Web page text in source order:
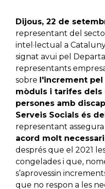
Dijous, 22 de
representant del
intel·lectual a
signat avui pel
representants
sobre l'increment pel
mòduls i tarifes dels
persones amb
Serveis Socials és
representant
acord molt necessari
després que el 2021
congelades i que,
s’aprovessin
que no respon a les